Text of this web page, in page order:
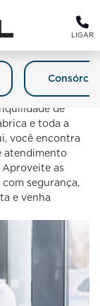
LIGAR
Consórcio
de
e toda a
você encontra
atendimento
Aproveite as
segurança,
e venha